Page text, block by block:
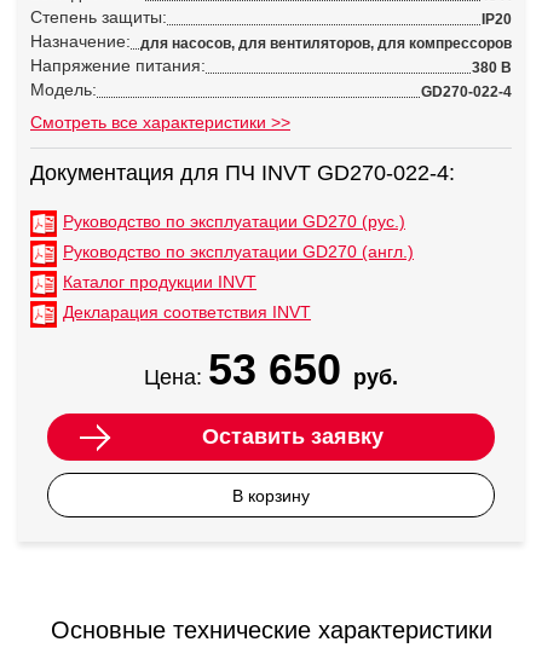
Степень защиты: IP20
Назначение: для насосов, для вентиляторов, для компрессоров
Напряжение питания: 380 В
Модель: GD270-022-4
Смотреть все характеристики >>
Документация для ПЧ INVT GD270-022-4:
Руководство по эксплуатации GD270 (рус.)
Руководство по эксплуатации GD270 (англ.)
Каталог продукции INVT
Декларация соответствия INVT
Цена: 53 650 руб.
Оставить заявку
В корзину
Основные технические характеристики